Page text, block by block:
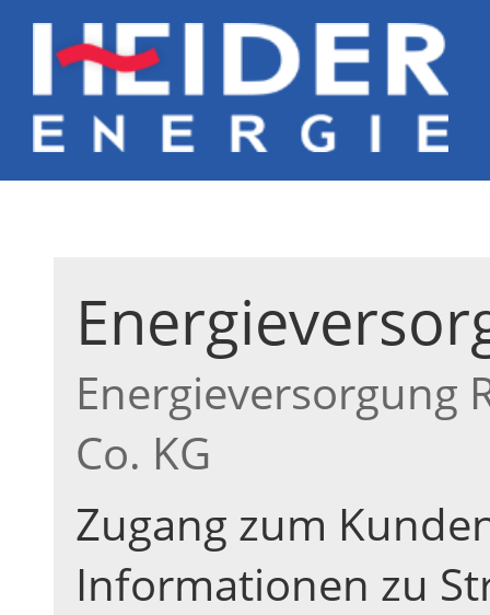
Energieversorgung
Co. KG
Zugang zum
Informationen zu